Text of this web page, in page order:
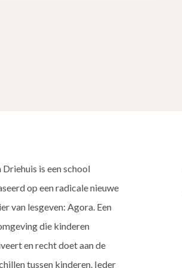
Driehuis is een school
op een radicale nieuwe
van lesgeven: Agora. Een
die kinderen
en recht doet aan de
tussen kinderen. Ieder